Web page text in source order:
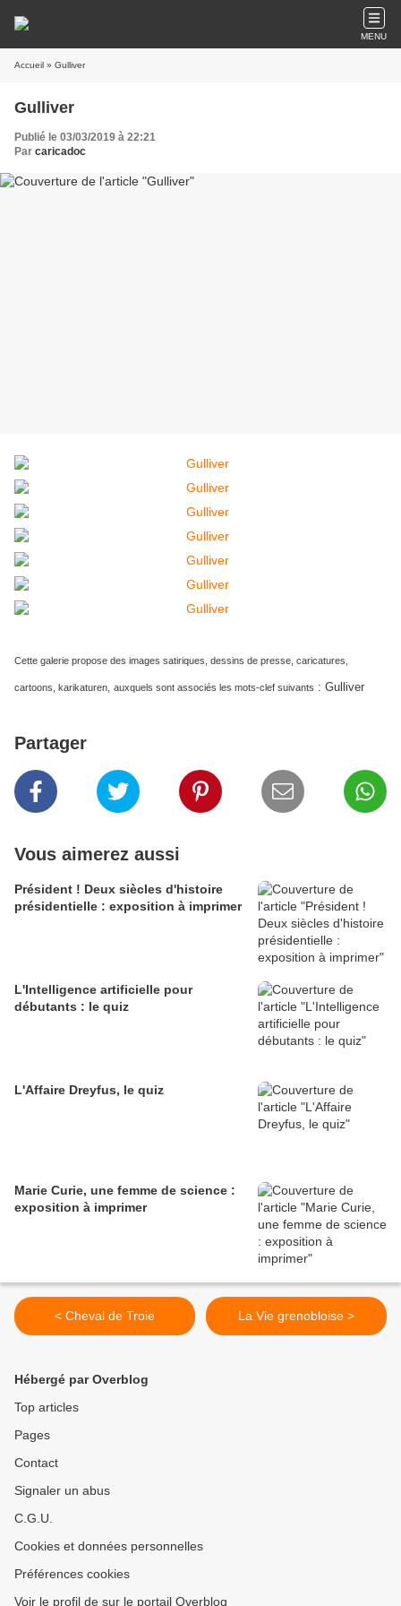
MENU
Accueil » Gulliver
Gulliver
Publié le 03/03/2019 à 22:21
Par caricadoc
Cette galerie propose des images satiriques, dessins de presse, caricatures,
cartoons, karikaturen, auxquels sont associés les mots-clef suivants : Gulliver
Partager
Vous aimerez aussi
Président ! Deux siècles d'histoire
présidentielle : exposition à imprimer
L'Intelligence artificielle pour
débutants : le quiz
L'Affaire Dreyfus, le quiz
Marie Curie, une femme de science :
exposition à imprimer
< Cheval de Troie La Vie grenobloise >
Hébergé par Overblog
Top articles
Pages
Contact
Signaler un abus
C.G.U.
Cookies et données personnelles
Préférences cookies
Voir le profil de sur le portail Overblog